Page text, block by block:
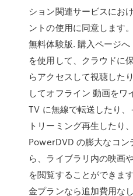
ション関連サービスにお
ントの使用に同意します
無料体験版. 購入ページ
を使用して、クラウドに
らアクセスして視聴した
してオフライン 動画をワ
TV に無線で転送したり
トリーミング再生したり
PowerDVD の膨大なコン
ら、ライブラリ内の映画
を閲覧することができま
金プランなら追加費用な